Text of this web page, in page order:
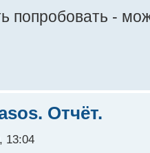
попробовать -
Отчёт.
13:04